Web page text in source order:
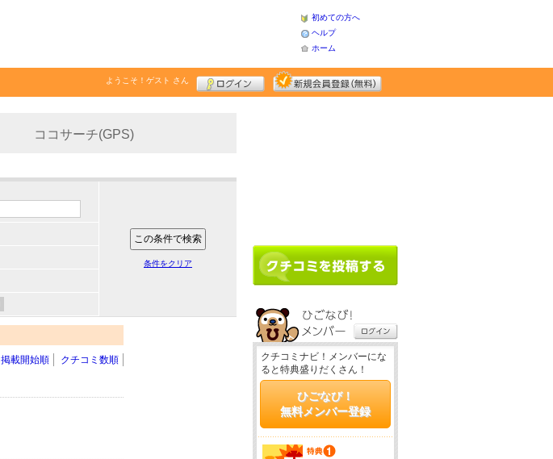
初めての方へ
ヘルプ
ホーム
ようこそ！ ゲスト さん
ココサーチ(GPS)
条件をクリア
掲載開始順 クチコミ数順
クチコミナビ！メンバーにな
ると特典盛りだくさん！
ひごなび！
無料メンバー登録